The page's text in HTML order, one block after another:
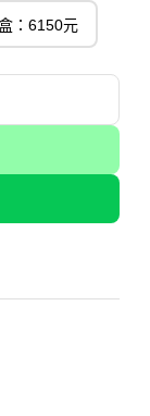
：6150元